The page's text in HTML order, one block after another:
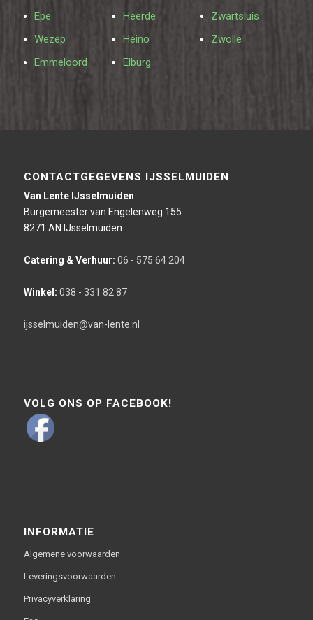
Epe
Wezep
Emmeloord
Heerde
Heino
Elburg
Zwartsluis
Zwolle
CONTACTGEGEVENS IJSSELMUIDEN
Van Lente IJsselmuiden
Burgemeester van Engelenweg 155
8271 AN IJsselmuiden
Catering & Verhuur: 06 - 575 64 204
Winkel: 038 - 331 82 87
ijsselmuiden@van-lente.nl
VOLG ONS OP FACEBOOK!
INFORMATIE
Algemene voorwaarden
Leveringsvoorwaarden
Privacyverklaring